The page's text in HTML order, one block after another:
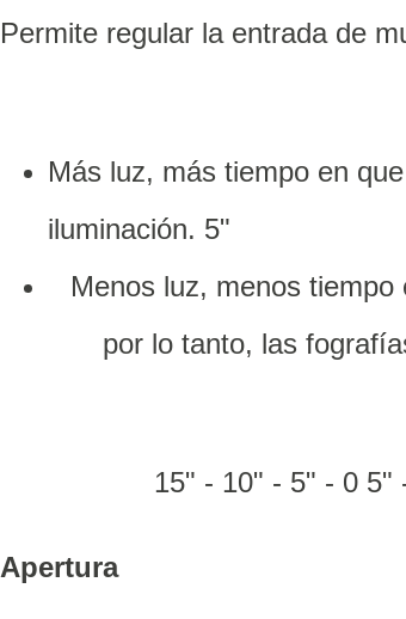
Permite regular la entrada de
Más luz, más tiempo en
iluminación. 5"
Menos luz, menos
por lo tanto, las
15" - 10" - 5" - 0
Apertura